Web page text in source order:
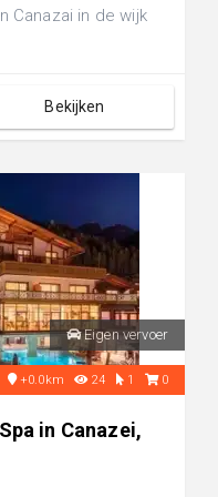
Canazai in de wijk
Bekijken
Eigen vervoer
+0.0km 24 1 0
in Canazei,